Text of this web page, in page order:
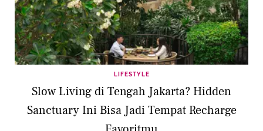
LIFESTYLE
Slow Living di Tengah Jakarta? Hidden
Sanctuary Ini Bisa Jadi Tempat Recharge